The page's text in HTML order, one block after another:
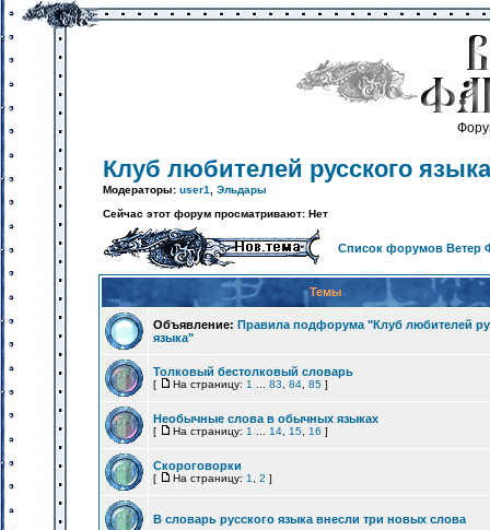
Клуб любителей русского языка
Модераторы: user1
Эльдары
Сейчас этот форум просматривают: Нет
Список форумов Ветер
Темы
Объявление: Правила подфорума "Клуб любителей
языка"
Толковый бестолковый словарь
[ На страницу: 1 83 84 85 ]
Необычные слова в обычных языках
[ На страницу: 1 14 15 16 ]
Скороговорки
[ На страницу: 1 2 ]
В словарь русского языка внесли три новых слова